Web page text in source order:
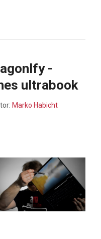
-
ultrabook
Marko Habicht